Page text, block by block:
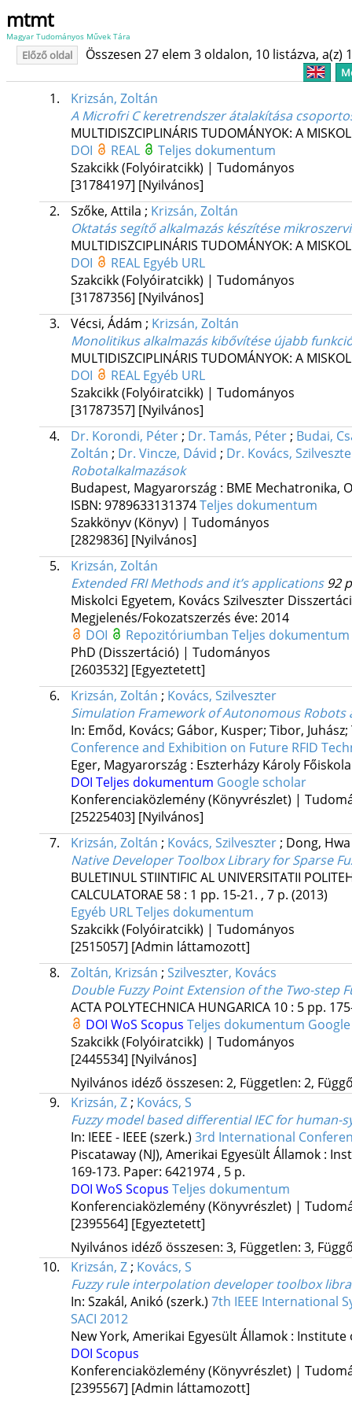
mtmt
Magyar Tudományos Művek Tára
Előző oldal Összesen 27 elem 3 oldalon, 10 listázva, a(z)
1.
Krizsán, Zoltán
A Microfri C keretrendszer átalakítása
MULTIDISZCIPLINÁRIS TUDOMÁNYOK: A
DOI
REAL
Teljes dokumentum
Szakcikk (Folyóiratcikk) | Tudományos
[31784197] [Nyilvános]
2.
Szőke, Attila ; Krizsán, Zoltán
Oktatás segítő alkalmazás készítése
MULTIDISZCIPLINÁRIS TUDOMÁNYOK: A
DOI
REAL Egyéb URL
Szakcikk (Folyóiratcikk) | Tudományos
[31787356] [Nyilvános]
3.
Vécsi, Ádám ; Krizsán, Zoltán
Monolitikus alkalmazás kibővítése újabb
MULTIDISZCIPLINÁRIS TUDOMÁNYOK: A
DOI
REAL Egyéb URL
Szakcikk (Folyóiratcikk) | Tudományos
[31787357] [Nyilvános]
4.
Dr. Korondi, Péter; Dr. Tamás, Péter; Budai,
Zoltán ; Dr. Vincze, Dávid ; Dr. Kovács,
Robotalkalmazások
Budapest, Magyarország : BME Mechatronika,
ISBN: 9789633131374Teljes dokumentum
Szakkönyv (Könyv) | Tudományos
[2829836] [Nyilvános]
5.
Krizsán, Zoltán
Extended FRI Methods and it’s applications92
Miskolci Egyetem, Kovács Szilveszter
Megjelenés/Fokozatszerzés éve: 2014
DOI
Repozitóriumban Teljes dokumentum
PhD (Disszertáció) | Tudományos
[2603532] [Egyeztetett]
6.
Krizsán, Zoltán ; Kovács, Szilveszter
Simulation Framework of Autonomous Robots
In: Emőd, Kovács; Gábor, Kusper; Tibor,
Conference and Exhibition on Future RFID
Eger, Magyarország : Eszterházy Károly Főiskola
DOI Teljes dokumentum Google scholar
Konferenciaközlemény (Könyvrészlet) |
[25225403] [Nyilvános]
7.
Krizsán, Zoltán ; Kovács, Szilveszter; Dong,
Native Developer Toolbox Library for Sparse
BULETINUL STIINTIFIC AL UNIVERSITATII
CALCULATORAE 58: 1 pp. 15-21. , 7 p. (2013)
Egyéb URLTeljes dokumentum
Szakcikk (Folyóiratcikk) | Tudományos
[2515057] [Admin láttamozott]
8.
Zoltán, Krizsán ; Szilveszter, Kovács
Double Fuzzy Point Extension of the Two-step
ACTA POLYTECHNICA HUNGARICA 10: 5 pp.
DOI WoS Scopus Teljes dokumentum
Szakcikk (Folyóiratcikk) | Tudományos
[2445534] [Nyilvános]
Nyilvános idéző összesen: 2, Független: 2,
9.
Krizsán, Z; Kovács, S
Fuzzy model based differential IEC for
In: IEEE - IEEE (szerk.) 3rd International
Piscataway (NJ), Amerikai Egyesült Államok :
169-173. Paper: 6421974 , 5 p.
DOI WoS Scopus Teljes dokumentum
Konferenciaközlemény (Könyvrészlet) |
[2395564] [Egyeztetett]
Nyilvános idéző összesen: 3, Független: 3,
10.
Krizsán, Z; Kovács, S
Fuzzy rule interpolation developer toolbox
In: Szakál, Anikó (szerk.) 7th IEEE International
SACI 2012
New York, Amerikai Egyesült Államok : Institute
DOI Scopus
Konferenciaközlemény (Könyvrészlet) |
[2395567] [Admin láttamozott]